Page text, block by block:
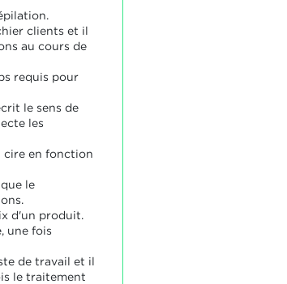
clients et il
au cours de
requis pour
le sens de
les
cire en fonction
le
d'un produit.
une fois
de travail et il
le traitement